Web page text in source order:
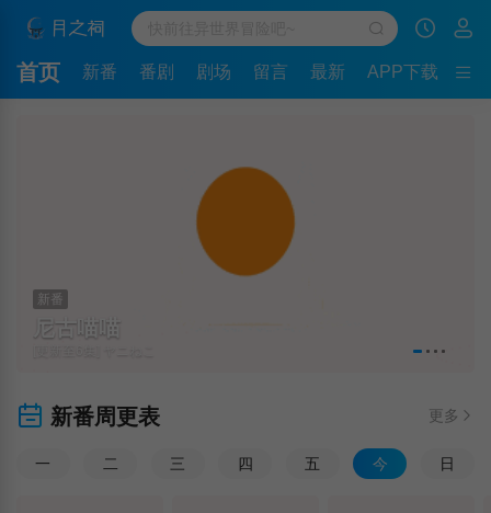
首页 新番 番剧 剧场 留言 最新 APP下载
新番
尼古喵喵
新番周更表 更多
一 二 三 四 五 今 日